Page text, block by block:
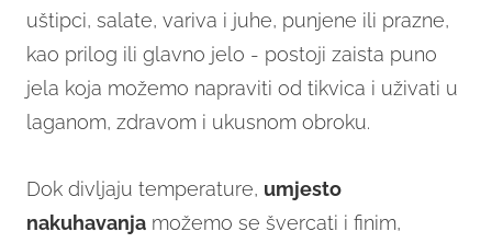
uštipci, salate, variva i juhe, punjene ili prazne,
kao prilog ili glavno jelo - postoji zaista puno
jela koja možemo napraviti od tikvica i uživati u
laganom, zdravom i ukusnom obroku.
Dok divljaju temperature, umjesto
nakuhavanja možemo se švercati i finim,